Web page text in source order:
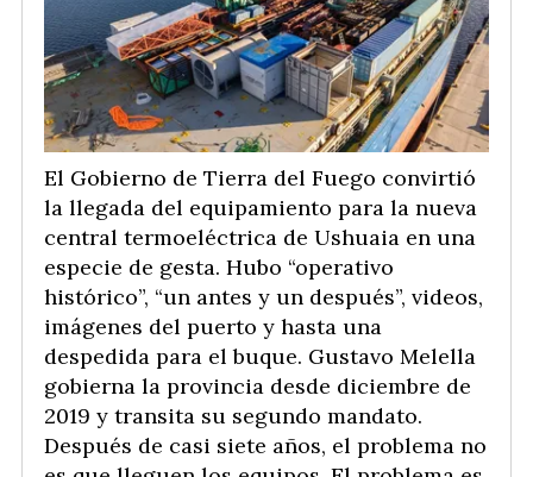
El Gobierno de Tierra del Fuego convirtió
la llegada del equipamiento para la nueva
central termoeléctrica de Ushuaia en una
especie de gesta. Hubo “operativo
histórico”, “un antes y un después”, videos,
imágenes del puerto y hasta una
despedida para el buque. Gustavo Melella
gobierna la provincia desde diciembre de
2019 y transita su segundo mandato.
Después de casi siete años, el problema no